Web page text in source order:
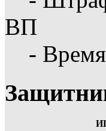
ВП
-
И